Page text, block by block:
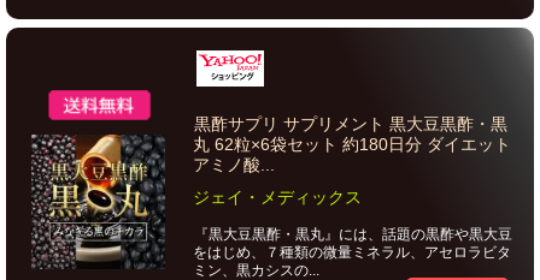
黒酢サプリ サプリメント 黒大豆黒酢・黒
丸 62粒×6袋セット 約180日分 ダイエット
アミノ酸...
ジェイ・メディックス
『黒大豆黒酢・黒丸』には、話題の黒酢や黒大豆
をはじめ、７種類の微量ミネラル、アセロラビタ
ミン、黒カシスの...